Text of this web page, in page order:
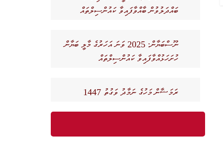
ބައްދަލުވުން ބާއްވާފައިވާ ކައުންސިލްތައް
ނޫސްބަޔާން: 2025 ވަނަ އަހަރުގެ މާލީ ބަޔާން
ހުށަހަޅުއްވާފައިވާ ކައުންސިލްތައް
ރަމަޟާން މަހުގެ ނަމާދު ވަގުތު 1447